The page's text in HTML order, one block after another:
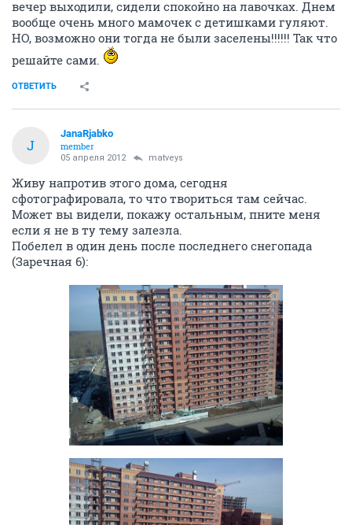
вечер выходили, сидели спокойно на лавочках. Днем
вообще очень много мамочек с детишками гуляют.
НО, возможно они тогда не были заселены!!!!!! Так что
решайте сами.
ОТВЕТИТЬ
J
JanaRjabko
member
05 апреля 2012 matveys
Живу напротив этого дома, сегодня
сфотографировала, то что твориться там сейчас.
Может вы видели, покажу остальным, пните меня
если я не в ту тему залезла.
Побелел в один день после последнего снегопада
(Заречная 6):